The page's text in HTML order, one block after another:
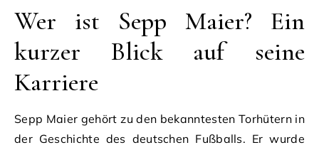
Wer ist Sepp Maier? Ein
kurzer Blick auf seine
Karriere
Sepp Maier gehört zu den bekanntesten Torhütern in
der Geschichte des deutschen Fußballs. Er wurde